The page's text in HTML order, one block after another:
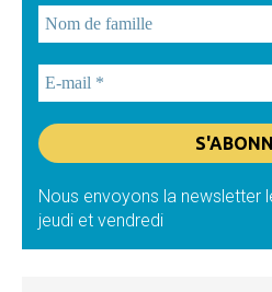
Nous envoyons la newsletter
jeudi et vendredi